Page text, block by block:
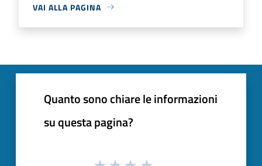
VAI ALLA PAGINA
Quanto sono chiare le informazioni
su questa pagina?